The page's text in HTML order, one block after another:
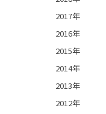
2017年
2016年
2015年
2014年
2013年
2012年